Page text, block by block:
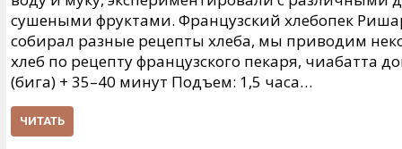
сушеными фруктами. Французский хлебопек
собирал разные рецепты хлеба, мы приводим
хлеб по рецепту французского пекаря, чиабатта
(бига) + 35–40 минут Подъем: 1,5 часа…
ЧИТАТЬ